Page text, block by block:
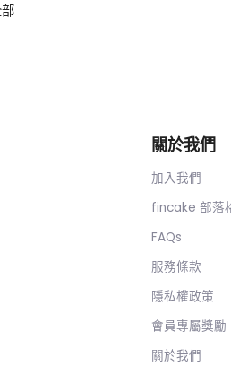
關於我們
加入我們
fincake 部落
FAQs
服務條款
隱私權政策
會員專屬獎勵
關於我們